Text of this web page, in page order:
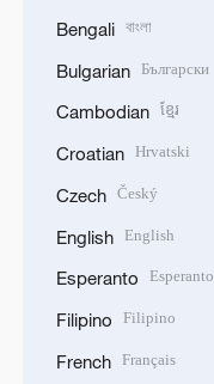
Bengali বাংলা
Bulgarian Български
Cambodian ខ្មែរ
Croatian Hrvatski
Czech Český
English English
Esperanto Esperanto
Filipino Filipino
French Français